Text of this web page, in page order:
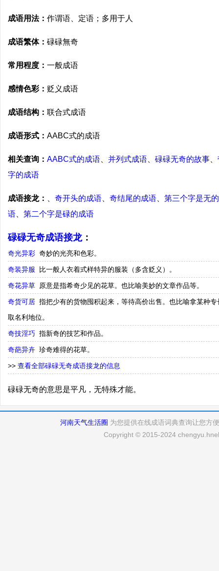
成语用法： 作谓语、定语；多用于人
成语繁体： 碌碌無奇
常用程度： 一般成语
感情色彩： 贬义成语
成语结构： 联合式成语
成语形式： AABC式的成语
相关查询： AABC式的成语 并列式成语 碌碌无奇的故事
字的成语
成语接龙： 奇开头的成语 奇结尾的成语
第三个字是无
语
第二个字是碌的成语
碌碌无奇成语接龙：
奇光异彩 奇妙的光亮和色彩。
奇装异服 比一般人衣着式样特异的服装（多含贬义）。
奇花异草 原意是指希奇少见的花草。也比喻美妙的文章作品等。
奇货可居 指把少有的货物囤积起来，等待高价出售。也比喻拿某种
取名利地位。
奇技淫巧 指新奇的技艺和作品。
奇葩异卉 珍奇难得的花草。
>> 查看全部碌碌无奇成语接龙的信息
碌碌无奇的意思是平凡，无特殊才能。
河南天气生活圈 为您提供在线成语词典查询让您方
Copyright © 2015-2024